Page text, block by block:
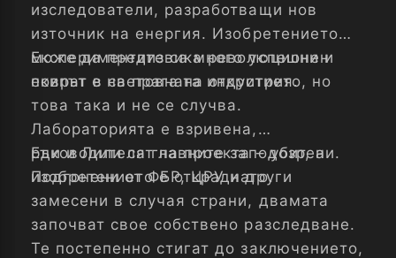
изследователи, разработващи нов
източник на енергия. Изобретението
може да предизвика революционен
поврат в световната индустрия.
Експериментите са много успешни и
екипът е на прага на откритието, но
това така и не се случва.
Лабораторията е взривена,
ръководителят на проекта – убит, а
изобретението е откраднато.
Еди и Лили са главните заподозрени.
Подгонени от ФБР, ЦРУ и други
замесени в случая страни, двамата
започват свое собствено разследване.
Те постепенно стигат до заключението,